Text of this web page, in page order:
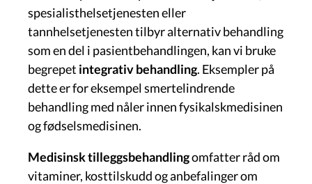
spesialisthelsetjenesten eller
tannhelsetjenesten tilbyr alternativ behandling
som en del i pasientbehandlingen, kan vi bruke
begrepet integrativ behandling. Eksempler på
dette er for eksempel smertelindrende
behandling med nåler innen fysikalskmedisinen
og fødselsmedisinen.
Medisinsk tilleggsbehandlingomfatter råd om
vitaminer, kosttilskudd og anbefalinger om